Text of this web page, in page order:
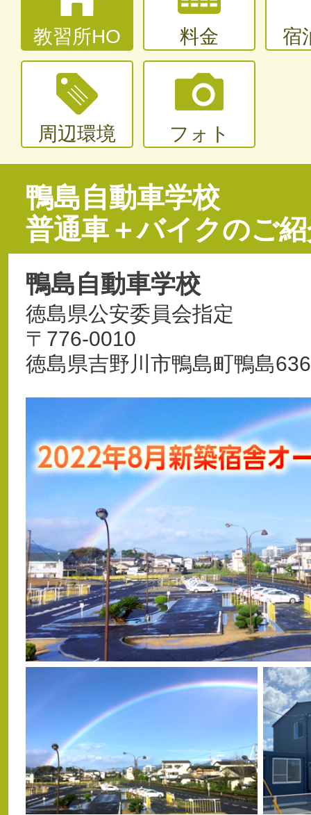
教習所HO 料金 宿
周辺環境 フォト
鴨島自動車学校
普通車＋バイクのご
鴨島自動車学校
徳島県公安委員会指定
〒776-0010
徳島県吉野川市鴨島町鴨島